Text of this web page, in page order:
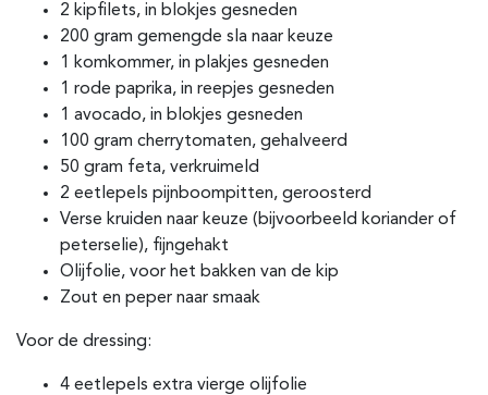
2 kipfilets, in blokjes gesneden
200 gram gemengde sla naar keuze
1 komkommer, in plakjes gesneden
1 rode paprika, in reepjes gesneden
1 avocado, in blokjes gesneden
100 gram cherrytomaten, gehalveerd
50 gram feta, verkruimeld
2 eetlepels pijnboompitten, geroosterd
Verse kruiden naar keuze (bijvoorbeeld koriander of
peterselie), fijngehakt
Olijfolie, voor het bakken van de kip
Zout en peper naar smaak
Voor de dressing:
4 eetlepels extra vierge olijfolie